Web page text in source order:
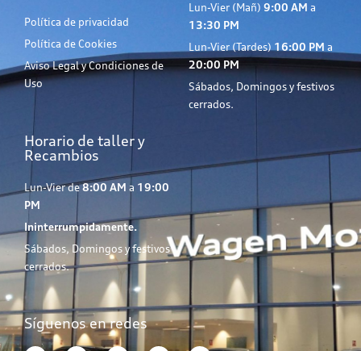
Política de privacidad
Política de Cookies
Aviso Legal y Condiciones de
Uso
Lun-Vier (Mañ) 9:00 AM a
13:30 PM
Lun-Vier (Tardes) 16:00 PM a
20:00 PM
Sábados, Domingos y festivos
cerrados.
Horario de taller y
Recambios
Lun-Vier de8:00 AM a 19:00
PM
Ininterrumpidamente.
Sábados, Domingos y festivos
cerrados.
Síguenos en redes